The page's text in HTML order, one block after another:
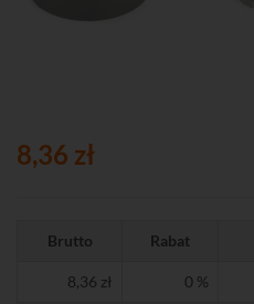
8,36 zł
Brutto Rabat
8,36 zł 0 %